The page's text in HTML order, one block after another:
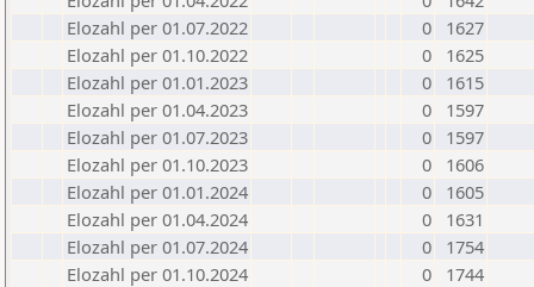
Elozahl per 01.07.2022
0
1627
Elozahl per 01.10.2022
0
1625
Elozahl per 01.01.2023
0
1615
Elozahl per 01.04.2023
0
1597
Elozahl per 01.07.2023
0
1597
Elozahl per 01.10.2023
0
1606
Elozahl per 01.01.2024
0
1605
Elozahl per 01.04.2024
0
1631
Elozahl per 01.07.2024
0
1754
Elozahl per 01.10.2024
0
1744